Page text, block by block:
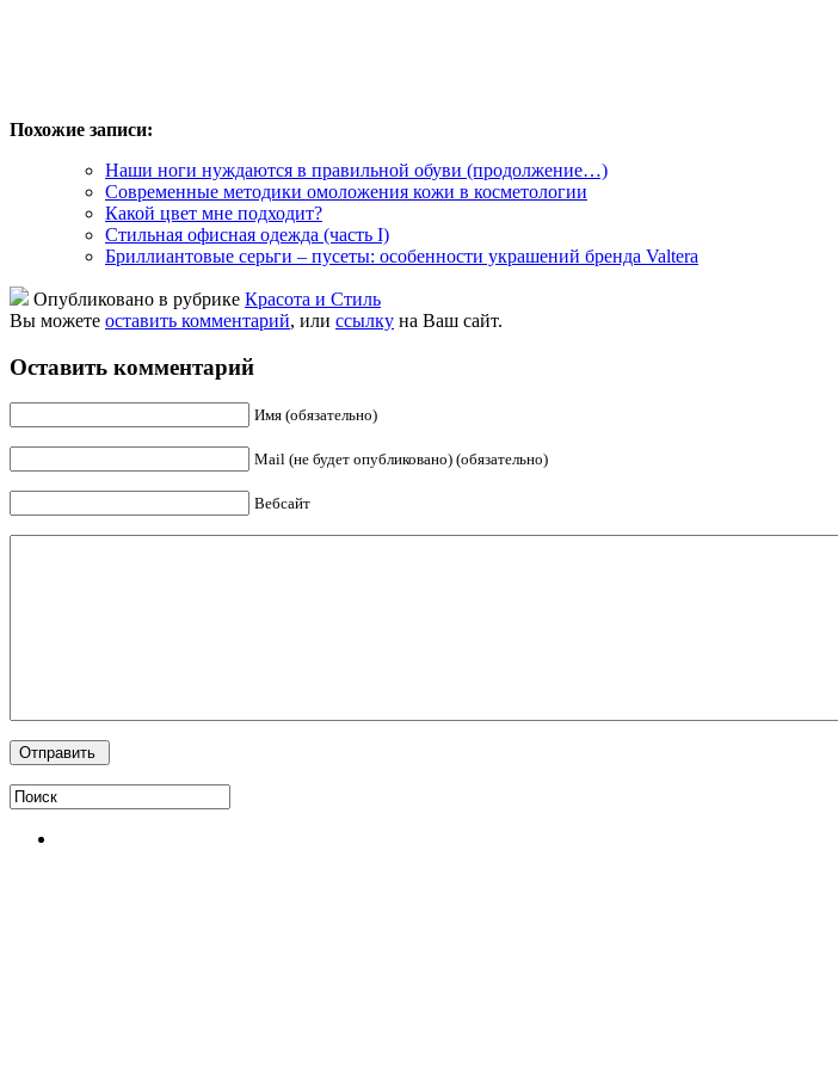
Похожие записи:
Наши ноги нуждаются в правильной обуви (продолжение…)
Современные методики омоложения кожи в косметологии
Какой цвет мне подходит?
Стильная офисная одежда (часть I)
Бриллиантовые серьги – пусеты: особенности украшений бренда Valtera
Опубликовано в рубрике Красота и Стиль
Вы можете оставить комментарий, или ссылку на Ваш сайт.
Оставить комментарий
Имя (обязательно)
Mail (не будет опубликовано) (обязательно)
Вебсайт